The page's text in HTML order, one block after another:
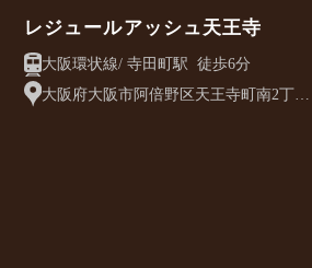
レジュールアッシュ天王寺
大阪環状線/ 寺田町駅 徒歩6分
大阪府大阪市阿倍野区天王寺町南2丁目